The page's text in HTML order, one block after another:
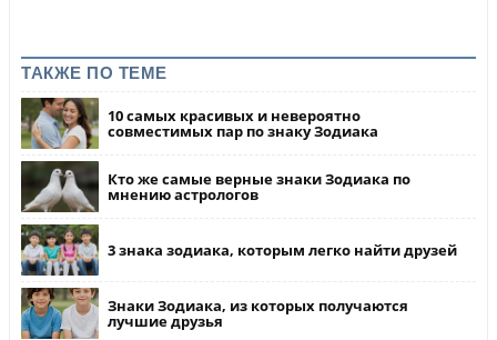
ТАКЖЕ ПО ТЕМЕ
10 самых красивых и невероятно
совместимых пар по знаку Зодиака
Кто же самые верные знаки Зодиака по
мнению астрологов
3 знака зодиака, которым легко найти друзей
Знаки Зодиака, из которых получаются
лучшие друзья